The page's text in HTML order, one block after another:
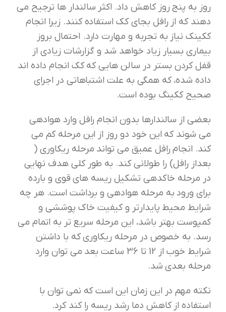
روز به پنج روز کاهش داد. اکثر سالندار ها ترجیح می
دهند که از رافل بجای کک استفاده کنند. زیرا انجام
ککینک نیاز به تجربه و مهارت دارد. احتمال بروز
بیماری بسیار زیاد خواهد شد و گزارشات زیادی از
قفل کردن بستر در سالن هایی که کک انجام داده اند
داده شده، که همگی به علت اشتباهاتی در اجرای
صحیح ککینگ بوده است.
بعضی از سالندارها بدون انجام رافل وارد هوادهی
می شوند که این خود دو روز از این مرحله کم می
کند. انجام رافل عمیق می تواند مرحله ریکاوری (
بعداز رافل) را طولانی کند. به طور کلی هدف نهایی
در مرحله خاکدهی تشکیل ریسه های قوی و بارده
برای ورود به مرحله هوادهی و برداشت است. هر چه
شرایط محیط پایدارتر و کیفیت خاک پوششی و
کمپوست بهتر باشد، این مرحله سریع تر به اتمام می
رسد. به خصوص در مرحله ریکاوری که با داشتن
شرایط خوب از 12 تا 36 ساعت بعد می توان وارد
مرحله بعدی شد.
نکته مهم در این زمان این است که نمی توان با
استفاده از کاهش دما رشد ریسه را کند کرد.